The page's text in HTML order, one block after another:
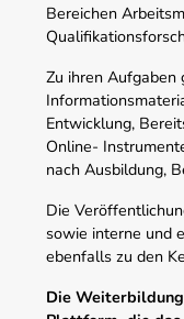
Bereichen
Zu ihren Aufgaben
Entwicklung,
Online-
nach Ausbildung,
Die
sowie interne und
ebenfalls zu den
Die